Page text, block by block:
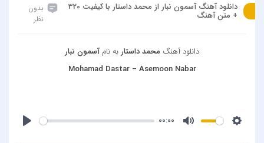
دانلود آهنگ آسمون نبار از محمد داستار با کیفیت 320
+ متن آهنگ
بدون
نظر
دانلود آهنگ محمد داستار به نامآسمون نبار
Mohamad Dastar – Asemoon Nabar
00:00